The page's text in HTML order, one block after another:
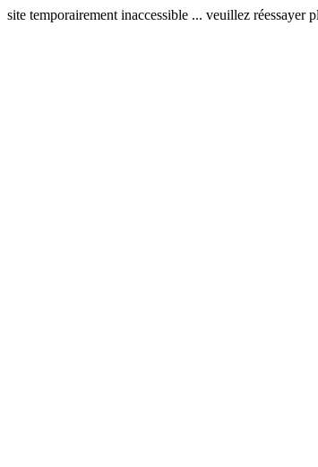
site temporairement inaccessible ... veuillez réessayer